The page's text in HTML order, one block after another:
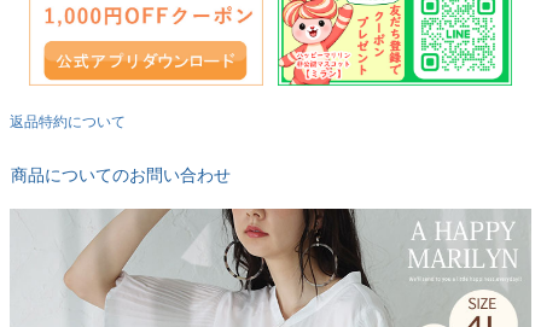
返品特約について
商品についてのお問い合わせ